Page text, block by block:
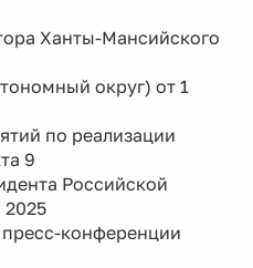
Ханты-Мансийского
округ) от 1
по реализации
9
Российской
2025
конференции